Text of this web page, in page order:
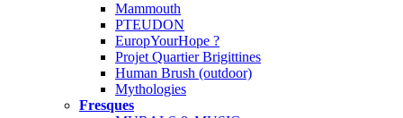
Mammouth
PTEUDON
EuropYourHope ?
Projet Quartier Brigittines
Human Brush (outdoor)
Mythologies
Fresques